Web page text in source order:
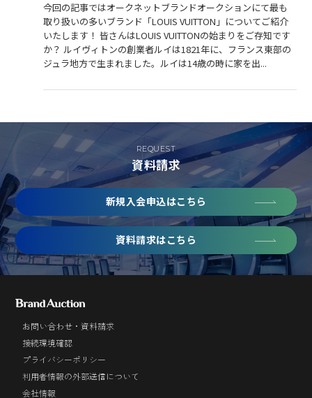
今回の記事ではオークネットブランドオークションにて最も
取り扱いの多いブランド「LOUIS VUITTON」についてご紹介
いたします！ 皆さんはLOUIS VUITTONの始まりをご存知です
か？ ルイヴィトンの創業者ルイは1821年に、フランス東部の
ジュラ地方で生まれました。ルイは14歳の時に家を出...
REQUEST
資料請求
新規入会申込はこちら
資料請求はこちら
お問い合わせ・資料請求
接続環境確認
プライバシーポリシー
利用者情報の外部送信について
会社情報